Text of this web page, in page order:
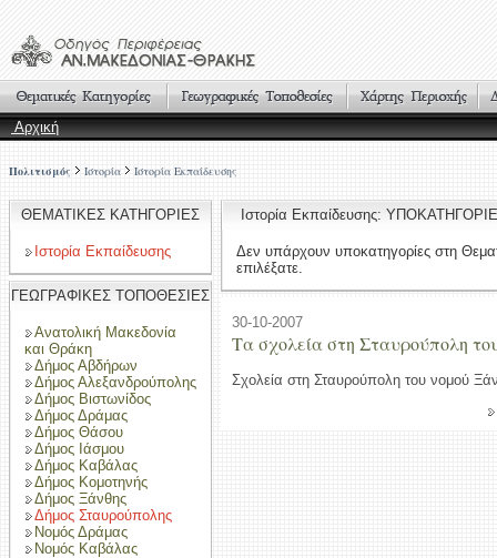
Αρχική
Πολιτισμός Ιστορία Ιστορία Εκπαίδευσης
ΘΕΜΑΤΙΚΕΣ ΚΑΤΗΓΟΡΙΕΣ
Ιστορία Εκπαίδευσης
ΓΕΩΓΡΑΦΙΚΕΣ ΤΟΠΟΘΕΣΙΕΣ
Ανατολική Μακεδονία
και Θράκη
Δήμος Αβδήρων
Δήμος Αλεξανδρούπολης
Δήμος Βιστωνίδος
Δήμος Δράμας
Δήμος Θάσου
Δήμος Ιάσμου
Δήμος Καβάλας
Δήμος Κομοτηνής
Δήμος Ξάνθης
Δήμος Σταυρούπολης
Νομός Δράμας
Νομός Καβάλας
Ιστορία Εκπαίδευσης:
Δεν υπάρχουν υποκατηγορίες στη
επιλέξατε.
30-10-2007
Τα σχολεία στη Σταυρούπολη
Σχολεία στη Σταυρούπολη του νομού